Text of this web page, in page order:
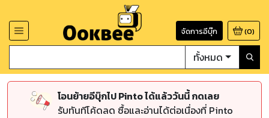
จัดการอีบุ๊ก (0)
ทั้งหมด
โอนย้ายอีบุ๊กไป Pinto ได้แล้ววันนี้ กดเลย
รับทันทีโค้ดลด ซื้อและอ่านได้ต่อเนื่องที่ Pinto